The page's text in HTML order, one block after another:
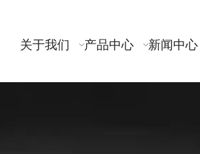
关于我们 产品中心 新闻中心